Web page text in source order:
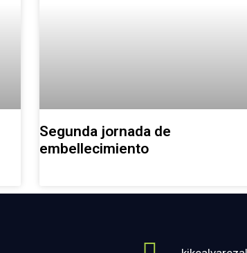
Segunda jornada de
embellecimiento